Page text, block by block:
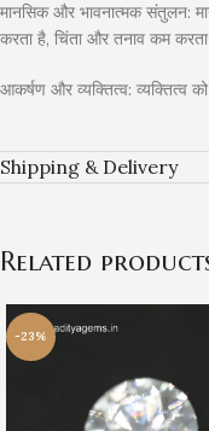
मानसिक और भावनात्मक संतुलन:
करता है, चिंता और तनाव कम
आकर्षण और व्यक्तित्व: व्यक्तित्व
Shipping & Delivery
Related
-23%